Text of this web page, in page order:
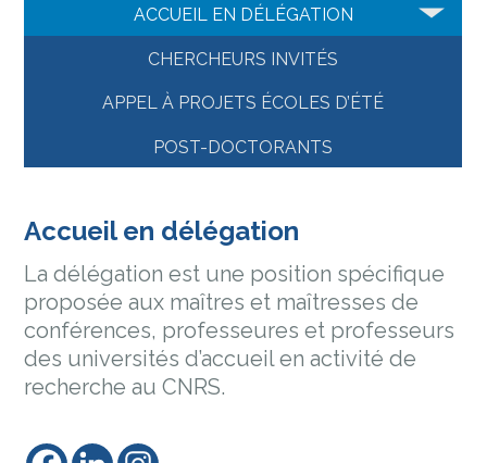
ACCUEIL EN DÉLÉGATION
CHERCHEURS INVITÉS
APPEL À PROJETS ÉCOLES D’ÉTÉ
POST-DOCTORANTS
Accueil en délégation
La délégation est une position spécifique
proposée aux maîtres et maîtresses de
conférences, professeures et professeurs
des universités d’accueil en activité de
recherche au CNRS.